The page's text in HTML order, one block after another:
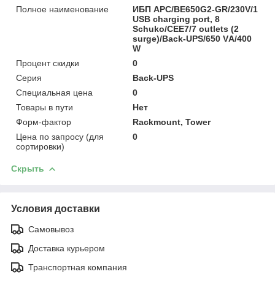
Полное наименование
ИБП APC/BE650G2-GR/230V/1
USB charging port, 8
Schuko/CEE7/7 outlets (2
surge)/Back-UPS/650 VА/400
W
Процент скидки
0
Серия
Back-UPS
Специальная цена
0
Товары в пути
Нет
Форм-фактор
Rackmount, Tower
Цена по запросу (для
сортировки)
0
Скрыть
Условия доставки
Самовывоз
Доставка курьером
Транспортная компания